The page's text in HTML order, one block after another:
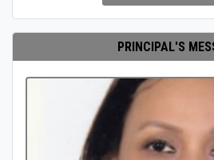
PRINCIPAL'S